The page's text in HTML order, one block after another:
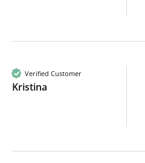
Verified Customer
Kristina